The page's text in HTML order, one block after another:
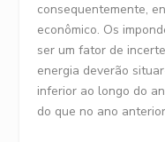
consequentemente,
econômico. Os
ser um fator de
energia deverão
inferior ao longo do
do que no ano